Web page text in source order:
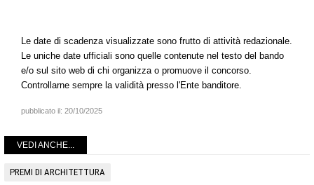
Le date di scadenza visualizzate sono frutto di attività redazionale.
Le uniche date ufficiali sono quelle contenute nel testo del bando
e/o sul sito web di chi organizza o promuove il concorso.
Controllarne sempre la validità presso l'Ente banditore.
pubblicato il: 20/10/2025
VEDI ANCHE...
PREMI DI ARCHITETTURA